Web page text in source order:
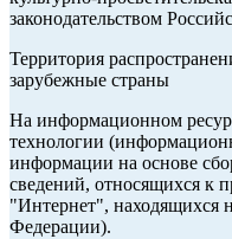
законодательством
Территория
зарубежные страны
На информационном
технологии
информации на основе
сведений, относящихся к
"Интернет", находящихся
Федерации).